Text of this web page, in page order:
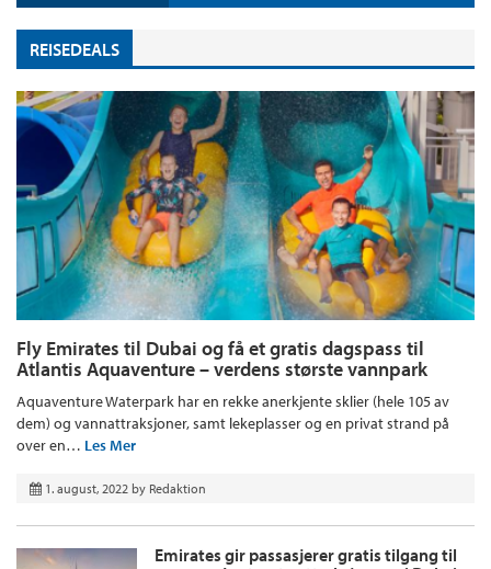
REISEDEALS
Fly Emirates til Dubai og få et gratis dagspass til
Atlantis Aquaventure – verdens største vannpark
Aquaventure Waterpark har en rekke anerkjente sklier (hele 105 av
dem) og vannattraksjoner, samt lekeplasser og en privat strand på
over en… Les Mer
1. august, 2022 by Redaktion
Emirates gir passasjerer gratis tilgang til